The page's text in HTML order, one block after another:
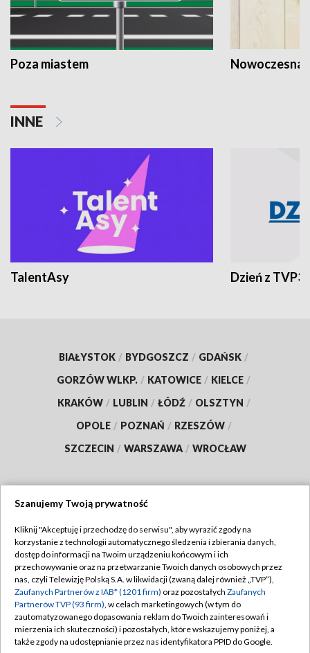
Poza miastem Nowoczesna
INNE
TalentAsy Dzień z TVP3
BIAŁYSTOK / BYDGOSZCZ / GDAŃSK /
GORZÓW WLKP. / KATOWICE / KIELCE /
KRAKÓW / LUBLIN / ŁÓDŹ / OLSZTYN /
OPOLE / POZNAŃ / RZESZÓW /
SZCZECIN / WARSZAWA / WROCŁAW
TVP
Abonament TVP
Emisja w TVP
Centrum informacji TVP
Naziemna Telewizja Cyfrowa
Regulamin TVP
Polityka prywatności
Moje zgody
Pomoc
Szanujemy Twoją prywatność
Kliknij "Akceptuję i przechodzę do serwisu", aby wyrazić zgody na
korzystanie z technologii automatycznego śledzenia i zbierania danych,
dostęp do informacji na Twoim urządzeniu końcowym i ich
przechowywanie oraz na przetwarzanie Twoich danych osobowych przez
nas, czyli Telewizję Polską S.A. w likwidacji (zwaną dalej również „TVP”),
Zaufanych Partnerów z IAB* (1201 firm) oraz pozostałych Zaufanych
Partnerów TVP (93 firm), w celach marketingowych (w tym do
zautomatyzowanego dopasowania reklam do Twoich zainteresowań i
mierzenia ich skuteczności) i pozostałych, które wskazujemy poniżej, a
także zgody na udostępnianie przez nas identyfikatora PPID do Google.